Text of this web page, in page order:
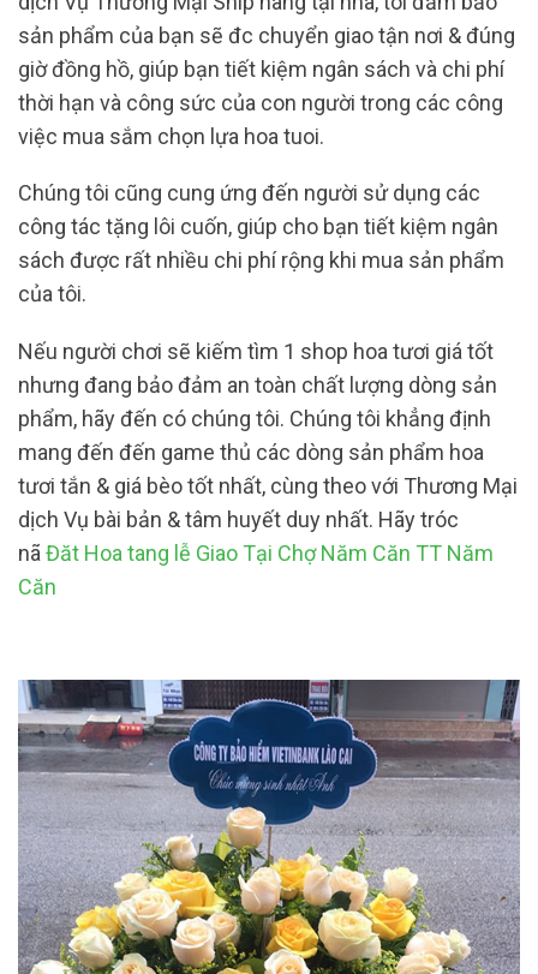
sản phẩm của bạn sẽ đc chuyển giao tận nơi & đúng
giờ đồng hồ, giúp bạn tiết kiệm ngân sách và chi phí
thời hạn và công sức của con người trong các công
việc mua sắm chọn lựa hoa tuoi.
Chúng tôi cũng cung ứng đến người sử dụng các
công tác tặng lôi cuốn, giúp cho bạn tiết kiệm ngân
sách được rất nhiều chi phí rộng khi mua sản phẩm
của tôi.
Nếu người chơi sẽ kiếm tìm 1 shop hoa tươi giá tốt
nhưng đang bảo đảm an toàn chất lượng dòng sản
phẩm, hãy đến có chúng tôi. Chúng tôi khẳng định
mang đến đến game thủ các dòng sản phẩm hoa
tươi tắn & giá bèo tốt nhất, cùng theo với Thương Mại
dịch Vụ bài bản & tâm huyết duy nhất. Hãy tróc
nã Đăt Hoa tang lễ Giao Tại Chợ Năm Căn TT Năm
Căn